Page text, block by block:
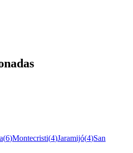
(6)Montecristi(4)Jaramijó(4)San